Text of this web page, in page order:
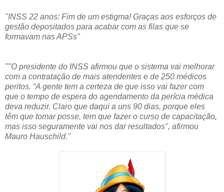
"INSS 22 anos: Fim de um estigma! Graças aos esforços de
gestão depositados para acabar com as filas que se
formavam nas APSs"
""O presidente do INSS afirmou que o sistema vai melhorar
com a contratação de mais atendentes e de 250 médicos
peritos. “A gente tem a certeza de que isso vai fazer com
que o tempo de espera do agendamento da perícia médica
deva reduzir. Claro que daqui a uns 90 dias, porque eles
têm que tomar posse, tem que fazer o curso de capacitação,
mas isso seguramente vai nos dar resultados", afirmou
Mauro Hauschild."